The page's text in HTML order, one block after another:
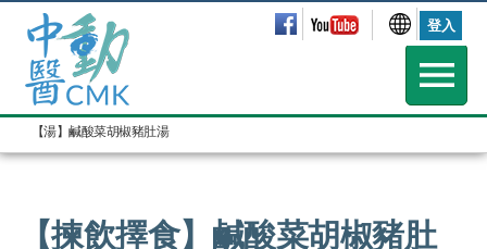
登入
【湯】鹹酸菜胡椒豬肚湯
【揀飲擇食】鹹酸菜胡椒豬肚